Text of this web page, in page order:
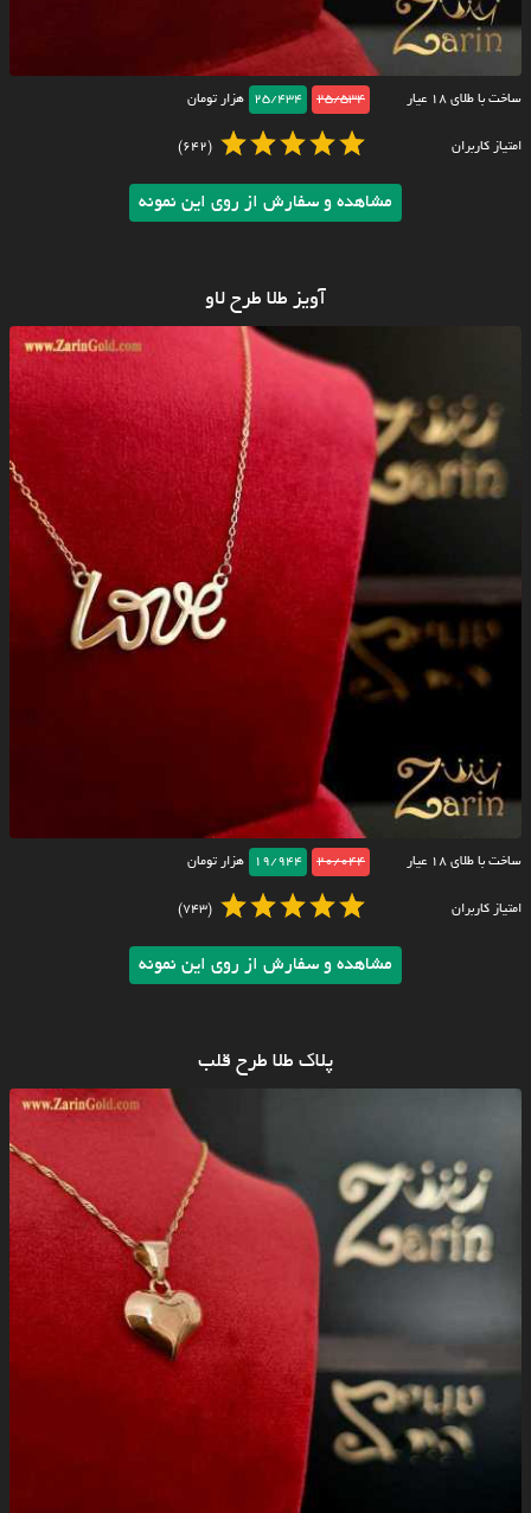
ساخت با طلای ۱۸ عیار 25/534
25/434 هزار تومان
امتیاز کاربران (642)
مشاهده و سفارش از روی این نمونه
آویز طلا طرح لاو
ساخت با طلای ۱۸ عیار 20/044
19/944 هزار تومان
امتیاز کاربران (743)
مشاهده و سفارش از روی این نمونه
پلاک طلا طرح قلب